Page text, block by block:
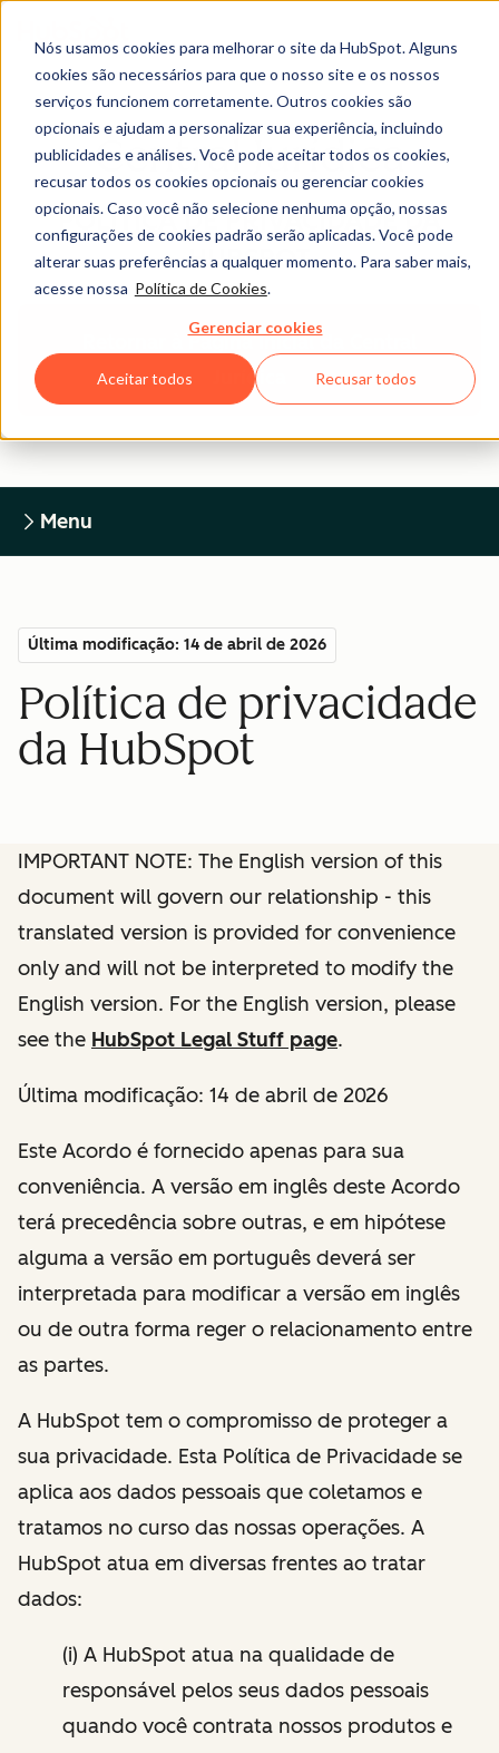
Nós usamos cookies para melhorar o site da HubSpot. Alguns
cookies são necessários para que o nosso site e os nossos
serviços funcionem corretamente. Outros cookies são
opcionais e ajudam a personalizar sua experiência, incluindo
publicidades e análises. Você pode aceitar todos os cookies,
recusar todos os cookies opcionais ou gerenciar cookies
opcionais. Caso você não selecione nenhuma opção, nossas
configurações de cookies padrão serão aplicadas. Você pode
alterar suas preferências a qualquer momento. Para saber mais,
acesse nossa Política de Cookies.
Gerenciar cookies
Aceitar todos Recusar todos
Central Jurídica
POLÍTICA DE PRIVACIDADE DA
HUBSPOT
Retornar à Página Inicial da Central
Jurídica
Menu
Última modificação: 14 de abril de 2026
Política de privacidade
da HubSpot
IMPORTANT NOTE: The English version of this
document will govern our relationship - this
translated version is provided for convenience
only and will not be interpreted to modify the
English version. For the English version, please
see the HubSpot Legal Stuff page.
Última modificação: 14 de abril de 2026
Este Acordo é fornecido apenas para sua
conveniência. A versão em inglês deste Acordo
terá precedência sobre outras, e em hipótese
alguma a versão em português deverá ser
interpretada para modificar a versão em inglês
ou de outra forma reger o relacionamento entre
as partes.
A HubSpot tem o compromisso de proteger a
sua privacidade. Esta Política de Privacidade se
aplica aos dados pessoais que coletamos e
tratamos no curso das nossas operações. A
HubSpot atua em diversas frentes ao tratar
dados:
(i) A HubSpot atua na qualidade de
responsável pelos seus dados pessoais
quando você contrata nossos produtos e